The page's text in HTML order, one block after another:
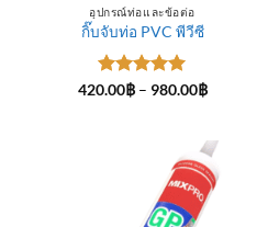
อุปกรณ์ท่อและข้อต่อ
กิ๊บจับท่อ PVC พีวีซี
ให้คะแนน
420.00฿ – 980.00฿Price
980.00฿